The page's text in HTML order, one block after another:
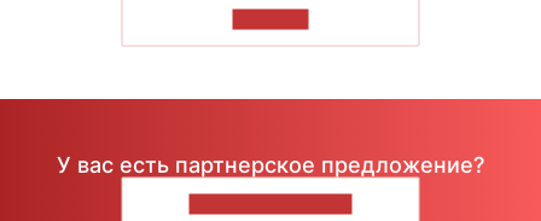
У вас есть партнерское предложение?